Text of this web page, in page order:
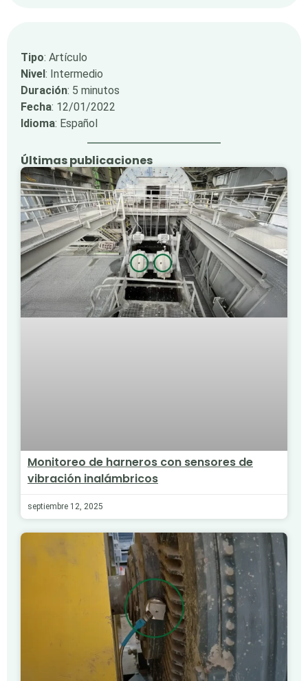
Tipo: Artículo
Nivel : Intermedio
Duración: 5 minutos
Fecha: 12/01/2022
Idioma: Español
Últimas publicaciones
Monitoreo de harneros con sensores de
vibración inalámbricos
septiembre 12, 2025